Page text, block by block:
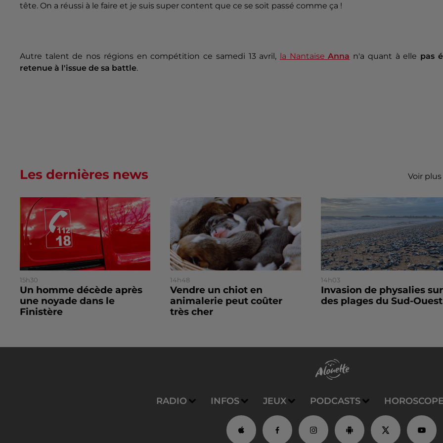
tête. On a réussi à le faire et je suis super content que ce se soit passé comme ça !
Autre talent de nos régions en compétition ce samedi 13 avril, la NantaiseAnna n'a quant à elle pas
retenue à l'issue de sa battle.
Les dernières news Voir plus
15h30
Un homme décède après
une noyade dans le
Finistère
14h48
Vendre un chiot en
animalerie peut coûter
très cher
14h03
Invasion de physalies sur
des plages du Sud-Ouest
RADIO INFOS JEUX PODCASTS